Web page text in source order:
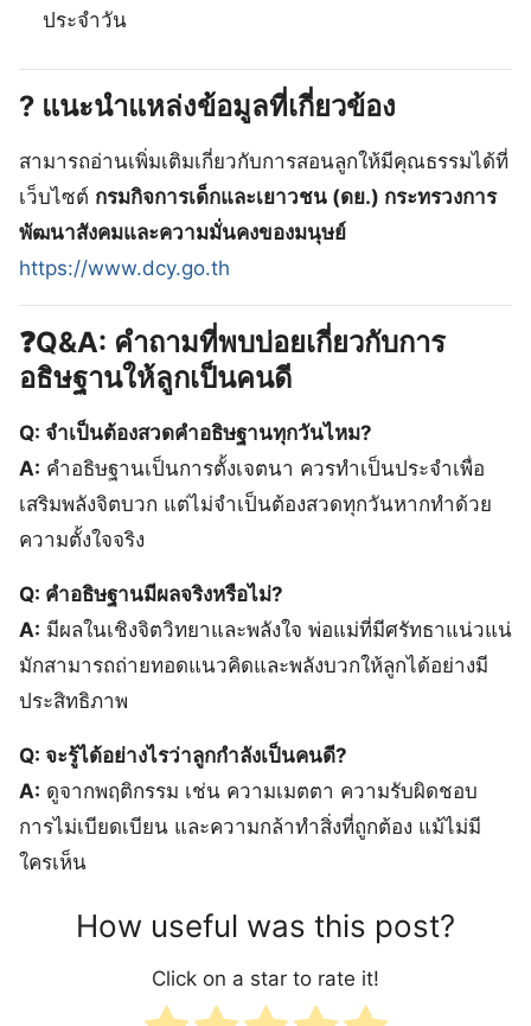
ประจำวัน
? แนะนำแหล่งข้อมูลที่เกี่ยวข้อง
สามารถอ่านเพิ่มเติมเกี่ยวกับการสอนลูกให้มีคุณธรรมได้ที่
เว็บไซต์ กรมกิจการเด็กและเยาวชน (ดย.) กระทรวงการ
พัฒนาสังคมและความมั่นคงของมนุษย์
https://www.dcy.go.th
❓Q&A: คำถามที่พบบ่อยเกี่ยวกับการ
อธิษฐานให้ลูกเป็นคนดี
Q: จำเป็นต้องสวดคำอธิษฐานทุกวันไหม?
A: คำอธิษฐานเป็นการตั้งเจตนา ควรทำเป็นประจำเพื่อ
เสริมพลังจิตบวก แต่ไม่จำเป็นต้องสวดทุกวันหากทำด้วย
ความตั้งใจจริง
Q: คำอธิษฐานมีผลจริงหรือไม่?
A: มีผลในเชิงจิตวิทยาและพลังใจ พ่อแม่ที่มีศรัทธาแน่วแน่
มักสามารถถ่ายทอดแนวคิดและพลังบวกให้ลูกได้อย่างมี
ประสิทธิภาพ
Q: จะรู้ได้อย่างไรว่าลูกกำลังเป็นคนดี?
A: ดูจากพฤติกรรม เช่น ความเมตตา ความรับผิดชอบ
การไม่เบียดเบียน และความกล้าทำสิ่งที่ถูกต้อง แม้ไม่มี
ใครเห็น
How useful was this post?
Click on a star to rate it!